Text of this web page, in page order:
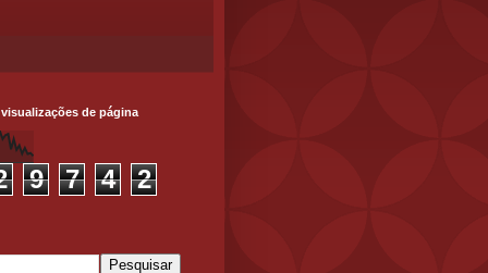
de página
9 7 4 2